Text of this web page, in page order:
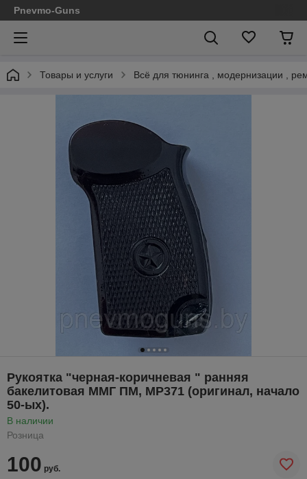
Pnevmo-Guns
Товары и услуги Всё для тюнинга , модернизации ,
Рукоятка "черная-коричневая " ранняя
бакелитовая ММГ ПМ, МР371 (оригинал, начало
50-ых).
В наличии
Розница
100 руб.